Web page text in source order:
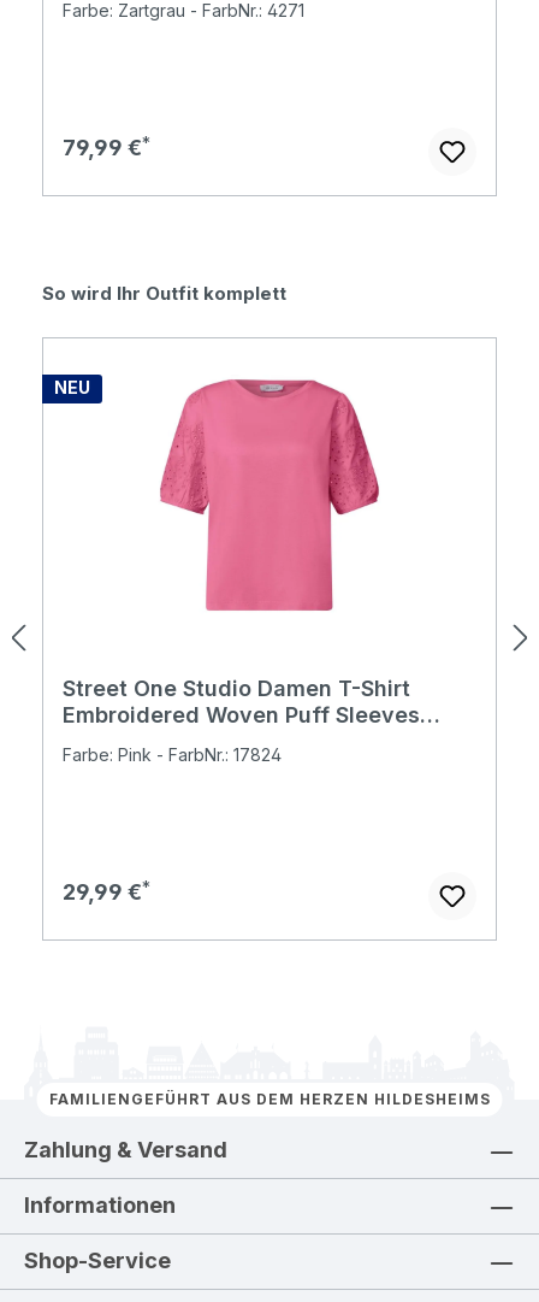
Farbe: Zartgrau - FarbNr.: 4271
Regulärer Preis:
79,99 €
Produktgalerie überspringen
So wird Ihr Outfit komplett
NEU
Street One Studio Damen T-Shirt
Embroidered Woven Puff Sleeves
Farbe: Pink - FarbNr.: 17824
Regulärer Preis:
29,99 €
FAMILIENGEFÜHRT AUS DEM HERZEN HILDESHEIMS
Zahlung & Versand
Informationen
Shop-Service